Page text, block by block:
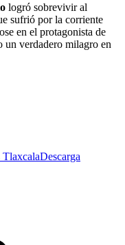
logró sobrevivir al
sufrió por la corriente
en el protagonista de
un verdadero milagro en
Descarga